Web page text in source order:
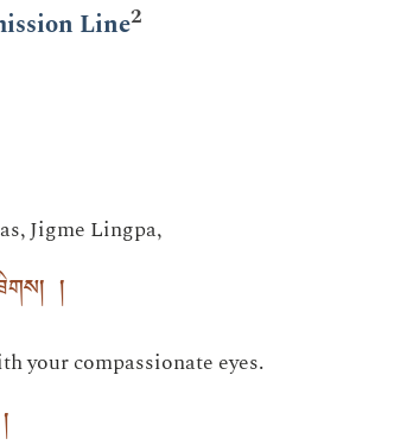
Line2
Jigme Lingpa,
།
your compassionate eyes.